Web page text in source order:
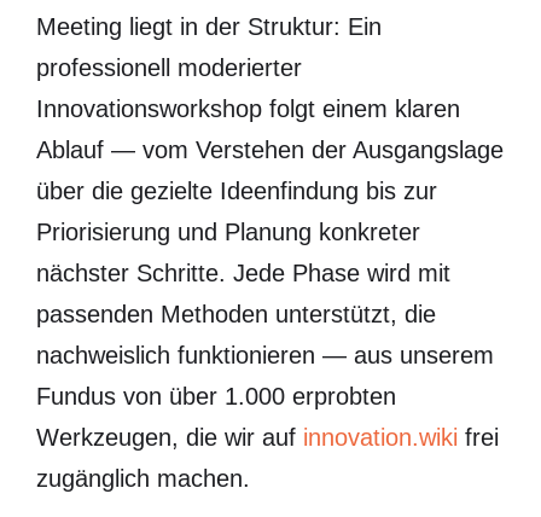
Meeting liegt in der Struktur: Ein
professionell moderierter
Innovationsworkshop folgt einem klaren
Ablauf — vom Verstehen der Ausgangslage
über die gezielte Ideenfindung bis zur
Priorisierung und Planung konkreter
nächster Schritte. Jede Phase wird mit
passenden Methoden unterstützt, die
nachweislich funktionieren — aus unserem
Fundus von über 1.000 erprobten
Werkzeugen, die wir auf innovation.wiki frei
zugänglich machen.